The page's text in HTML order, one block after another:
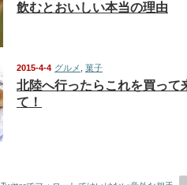
飲むとおいしい本当の理由
2015-4-4 グルメ 菓子
北陸へ行ったらこれを買って
て！